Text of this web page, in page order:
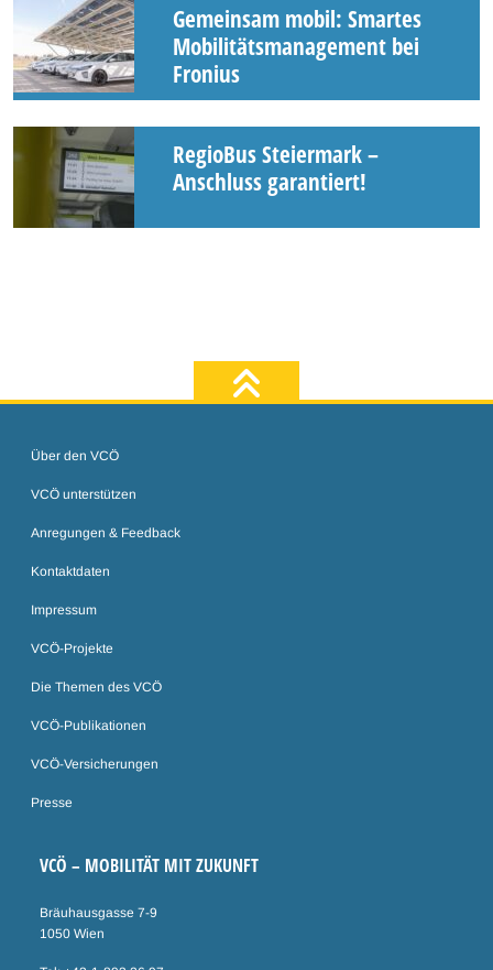
Gemeinsam mobil: Smartes
Mobilitätsmanagement bei
Fronius
RegioBus Steiermark –
Anschluss garantiert!
Über den VCÖ
VCÖ unterstützen
Anregungen & Feedback
Kontaktdaten
Impressum
VCÖ-Projekte
Die Themen des VCÖ
VCÖ-Publikationen
VCÖ-Versicherungen
Presse
VCÖ – MOBILITÄT MIT ZUKUNFT
Bräuhausgasse 7-9
1050 Wien